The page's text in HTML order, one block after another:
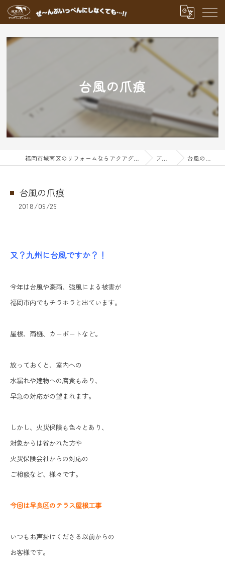
台風の爪痕
ブログ 台風の爪痕
台風の爪痕
2018/09/26
又？九州に台風ですか？！
今年は台風や豪雨、強風による被害が
福岡市内でもチラホラと出ています。
屋根、雨樋、カーポートなど。
放っておくと、室内への
水漏れや建物への腐食もあり、
早急の対応がの望まれます。
しかし、火災保険も色々とあり、
対象からは省かれた方や
火災保険会社からの対応の
ご相談など、様々です。
今回は早良区のテラス屋根工事
いつもお声掛けくださる以前からの
お客様です。